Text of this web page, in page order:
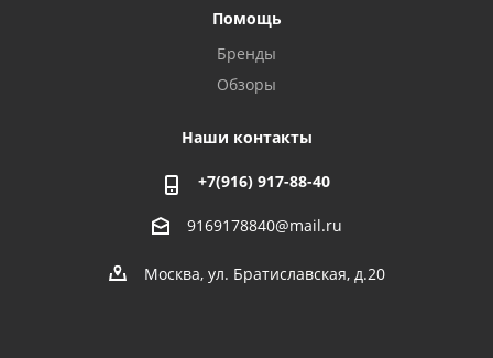
Помощь
Бренды
Обзоры
Наши контакты
+7(916) 917-88-40
9169178840@mail.ru
Москва, ул. Братиславская, д.20